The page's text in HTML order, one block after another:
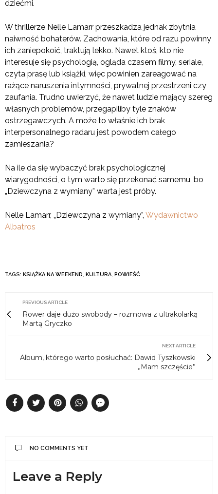
dziećmi.
W thrillerze Nelle Lamarr przeszkadza jednak zbytnia
naiwność bohaterów. Zachowania, które od razu powinny
ich zaniepokoić, traktują lekko. Nawet ktoś, kto nie
interesuje się psychologią, ogląda czasem filmy, seriale,
czyta prasę lub książki, więc powinien zareagować na
rażące naruszenia intymności, prywatnej przestrzeni czy
zaufania. Trudno uwierzyć, że nawet ludzie mający szereg
własnych problemów, przegapiliby tyle znaków
ostrzegawczych. A może to właśnie ich brak
interpersonalnego radaru jest powodem całego
zamieszania?
Na ile da się wybaczyć brak psychologicznej
wiarygodności, o tym warto się przekonać samemu, bo
„Dziewczyna z wymiany” warta jest próby.
Nelle Lamarr, „Dziewczyna z wymiany”, Wydawnictwo
Albatros
TAGS: KSIĄŻKA NA WEEKEND, KULTURA, POWIEŚĆ
PREVIOUS ARTICLE
Rower daje dużo swobody – rozmowa z ultrakolarką
Martą Gryczko
NEXT ARTICLE
Album, którego warto posłuchać: Dawid Tyszkowski
„Mam szczęście”
NO COMMENTS YET
Leave a Reply